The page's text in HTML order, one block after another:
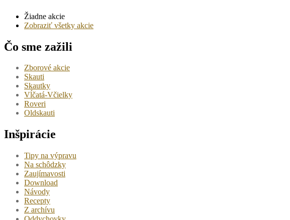
Žiadne akcie
Zobraziť všetky akcie
Čo sme zažili
Zborové akcie
Skauti
Skautky
Vĺčatá-Včielky
Roveri
Oldskauti
Inšpirácie
Tipy na výpravu
Na schôdzky
Zaujímavosti
Download
Návody
Recepty
Z archívu